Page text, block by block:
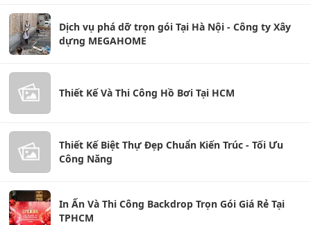
Dịch vụ phá dỡ trọn gói Tại Hà Nội - Công ty Xây
dựng MEGAHOME
Thiết Kế Và Thi Công Hồ Bơi Tại HCM
Thiết Kế Biệt Thự Đẹp Chuẩn Kiến Trúc - Tối Ưu
Công Năng
In Ấn Và Thi Công Backdrop Trọn Gói Giá Rẻ Tại
TPHCM